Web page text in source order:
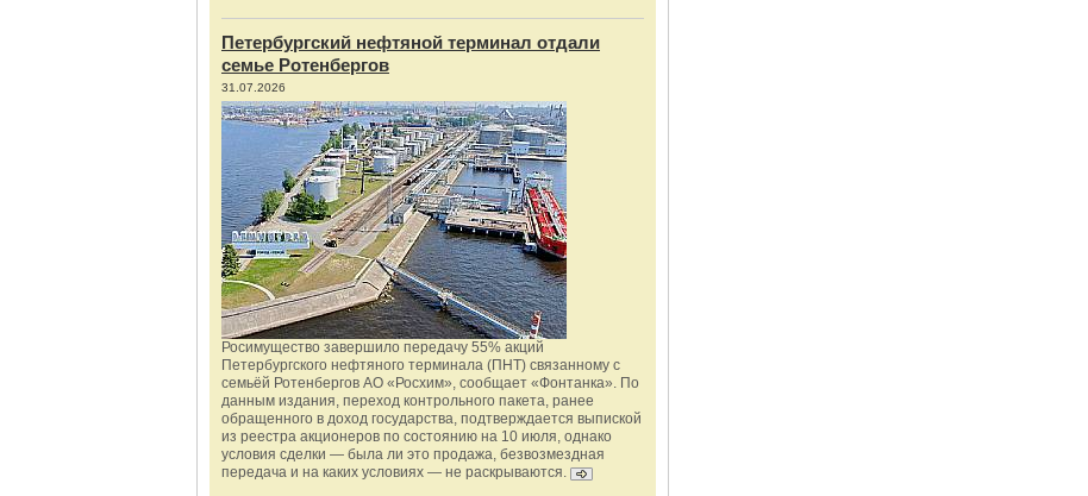
Петербургский нефтяной терминал отдали
семье Ротенбергов
31.07.2026
Росимущество завершило передачу 55% акций
Петербургского нефтяного терминала (ПНТ) связанному с
семьёй Ротенбергов АО «Росхим», сообщает «Фонтанка». По
данным издания, переход контрольного пакета, ранее
обращенного в доход государства, подтверждается выпиской
из реестра акционеров по состоянию на 10 июля, однако
условия сделки — была ли это продажа, безвозмездная
передача и на каких условиях — не раскрываются.